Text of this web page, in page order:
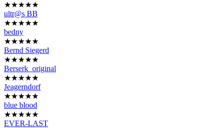
★★★★★
ultr@s BB
★★★★★
bedny
★★★★★
Bernd Siegerd
★★★★★
Berserk_original
★★★★★
Jeagerndorf
★★★★★
blue blood
★★★★★
EVER-LAST